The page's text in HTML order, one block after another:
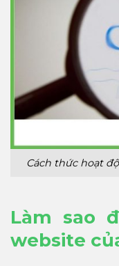
Cách thức hoạt
Làm sao
website